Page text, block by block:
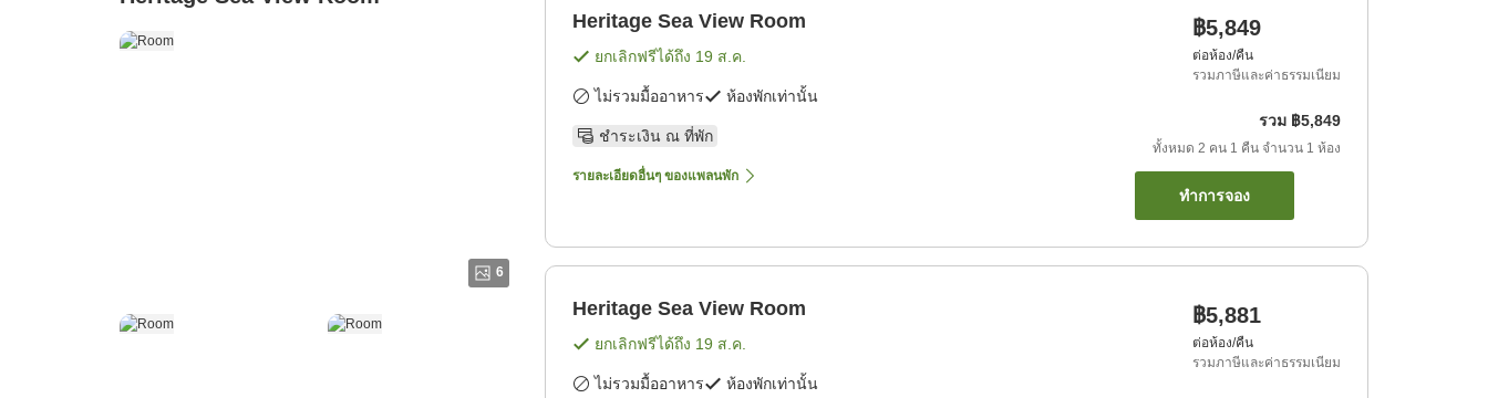
6
Heritage Sea View Room
ยกเลิกฟรีได้ถึง 19 ส.ค.
ไม่รวมมื้ออาหาร ห้องพักเท่านั้น
ชำระเงิน ณ ที่พัก
รายละเอียดอื่นๆ ของแพลนพัก
฿5,849
ต่อห้อง/คืน
รวมภาษีและค่าธรรมเนียม
รวม ฿5,849
ทั้งหมด 2 คน 1 คืน จำนวน 1 ห้อง
ทำการจอง
Heritage Sea View Room
ยกเลิกฟรีได้ถึง 19 ส.ค.
ไม่รวมมื้ออาหาร ห้องพักเท่านั้น
฿5,881
ต่อห้อง/คืน
รวมภาษีและค่าธรรมเนียม